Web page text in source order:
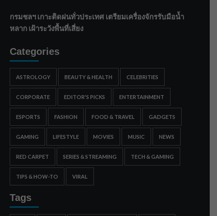
กรมชลฯ เกาะติดฝนทั่วประเทศ เตรียมเครื่องจักรรับมือน้ำ
หลาก เฝ้าระวังพื้นที่เสี่ยง
Categories
ASTROLOGY BEAUTY & HEALTH CELEBRITIES
CORPORATE EDITOR'S PICKS ENTERTAINMENT
ESPORTS FASHION FOOD & TRAVEL GADGETS
GAMING LIFESTYLE MOVIES MUSIC NEWS
RED CARPET SERIES & STREAMING TECH & GAMING
TIPS & HOW-TO VIRAL
Tags